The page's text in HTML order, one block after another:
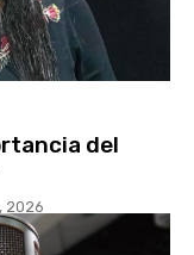
del
2026